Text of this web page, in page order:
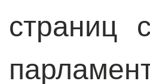
страниц